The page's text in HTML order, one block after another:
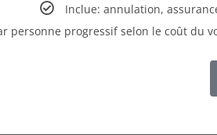
Inclue: annulation,
personne progressif selon le coût du